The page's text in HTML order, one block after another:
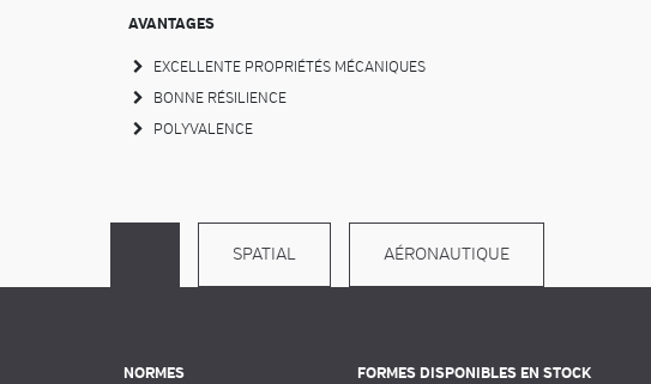
AVANTAGES
EXCELLENTE PROPRIÉTÉS MÉCANIQUES
BONNE RÉSILIENCE
POLYVALENCE
SPATIAL AÉRONAUTIQUE
NORMES FORMES DISPONIBLES EN STOCK